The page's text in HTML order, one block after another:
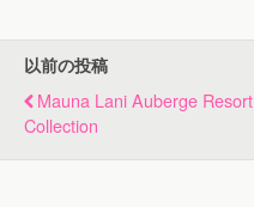
以前の投稿
Mauna Lani Auberge Resort
Collection